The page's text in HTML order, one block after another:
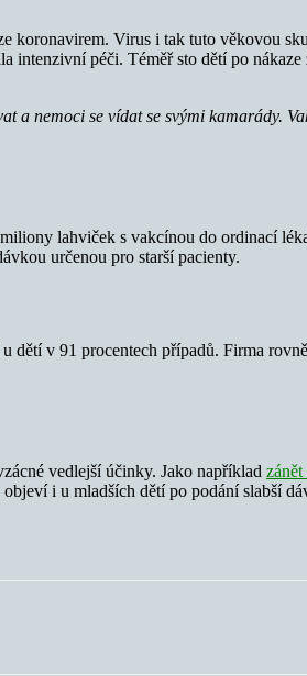
koronavirem. Virus i tak tuto věkovou
péči. Téměř sto dětí po
a nemoci se vídat se svými kamarády.
lahviček s vakcínou do ordinací
určenou pro starší pacienty.
v 91 procentech případů. Firma
vedlejší účinky. Jako například
i u mladších dětí po podání slabší